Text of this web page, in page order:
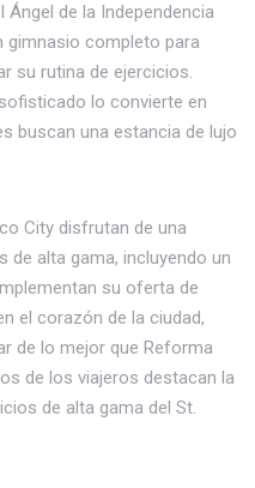
de la Independencia
gimnasio completo para
su rutina de ejercicios.
lo convierte en
buscan una estancia de lujo
City disfrutan de una
de alta gama, incluyendo un
su oferta de
el corazón de la ciudad,
de lo mejor que Reforma
de los viajeros destacan la
de alta gama del St.